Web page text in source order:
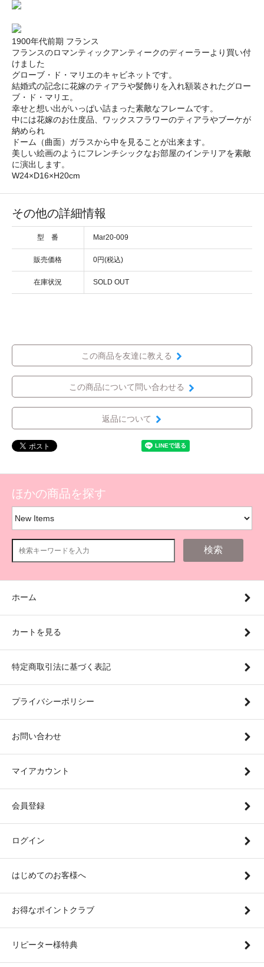
1900年代前期 フランス
フランスのロマンティックアンティークのディーラーより買い付
けました
グローブ・ド・マリエのキャビネットです。
結婚式の記念に花嫁のティアラや髪飾りを入れ額装されたグロー
ブ・ド・マリエ。
幸せと想い出がいっぱい詰まった素敵なフレームです。
中には花嫁のお仕度品、ワックスフラワーのティアラやブーケが
納められ
ドーム（曲面）ガラスから中を見ることが出来ます。
美しい絵画のようにフレンチシックなお部屋のインテリアを素敵
に演出します。
W24×D16×H20cm
その他の詳細情報
型 番 Mar20-009
販売価格 0円(税込)
在庫状況 SOLD OUT
この商品を友達に教える
この商品について問い合わせる
返品について
ほかの商品を探す
検索
ホーム
カートを見る
特定商取引法に基づく表記
プライバシーポリシー
お問い合わせ
マイアカウント
会員登録
ログイン
はじめてのお客様へ
お得なポイントクラブ
リピーター様特典